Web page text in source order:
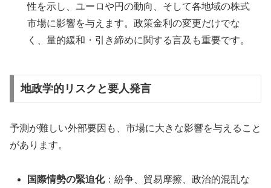
性を示し、ユーロや円の動向、そして各地域の株式
市場に影響を与えます。政策金利の変更だけでな
く、量的緩和・引き締めに関する言及も重要です。
地政学的リスクと要人発言
予測が難しい外部要因も、市場に大きな影響を与えること
があります。
国際情勢の緊迫化：紛争、貿易摩擦、政治的混乱な